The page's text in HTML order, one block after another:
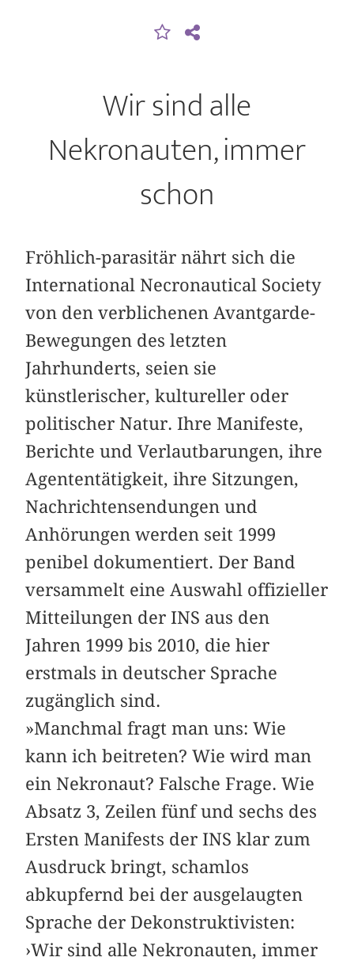
Wir sind alle
Nekronauten, immer
schon
Fröhlich-parasitär nährt sich die
International Necronautical Society
von den verblichenen Avantgarde-
Bewegungen des letzten
Jahrhunderts, seien sie
künstlerischer, kultureller oder
politischer Natur. Ihre Manifeste,
Berichte und Verlautbarungen, ihre
Agenten­tätigkeit, ihre Sitzungen,
Nachrichtensendungen und
Anhörungen werden seit 1999
penibel dokumentiert. Der Band
versammelt eine Auswahl offizieller
Mitteilungen der INS aus den
Jahren 1999 bis 2010, die hier
erstmals in deutscher Sprache
zugänglich sind.
»Manchmal fragt man uns: Wie
kann ich beitreten? Wie wird man
ein Nekronaut? Falsche Frage. Wie
Absatz 3, Zeilen fünf und sechs des
Ersten Manifests der INS klar zum
Ausdruck bringt, schamlos
abkupfernd bei der ausgelaugten
Sprache der Dekonstruktivisten:
›Wir sind alle Nekronauten, immer